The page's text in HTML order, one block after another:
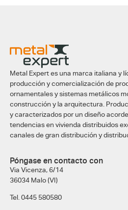
Metal Expert es una marca italiana y
producción y comercialización de
ornamentales y sistemas metálicos
construcción y la arquitectura.
y caracterizados por un diseño
tendencias en vivienda distribuidos
canales de gran distribución y
Póngase en contacto con
Via Vicenza, 6/14
36034 Malo (VI)
Tel. 0445 580580